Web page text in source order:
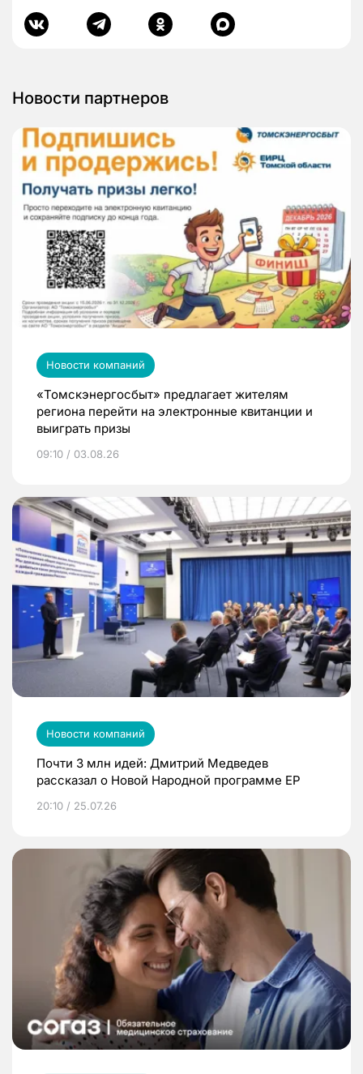
Новости партнеров
Новости компаний
«Томскэнергосбыт» предлагает жителям
региона перейти на электронные квитанции и
выиграть призы
09:10 / 03.08.26
Новости компаний
Почти 3 млн идей: Дмитрий Медведев
рассказал о Новой Народной программе ЕР
20:10 / 25.07.26